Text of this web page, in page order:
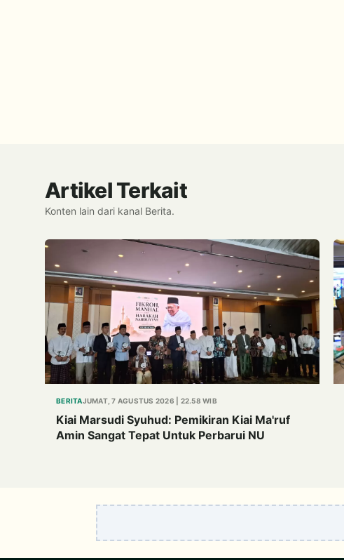
Artikel Terkait
Konten lain dari kanal Berita.
BERITAJUMAT, 7 AGUSTUS 2026 | 22.58 WIB
Kiai Marsudi Syuhud: Pemikiran Kiai Ma'ruf
Amin Sangat Tepat Untuk Perbarui NU